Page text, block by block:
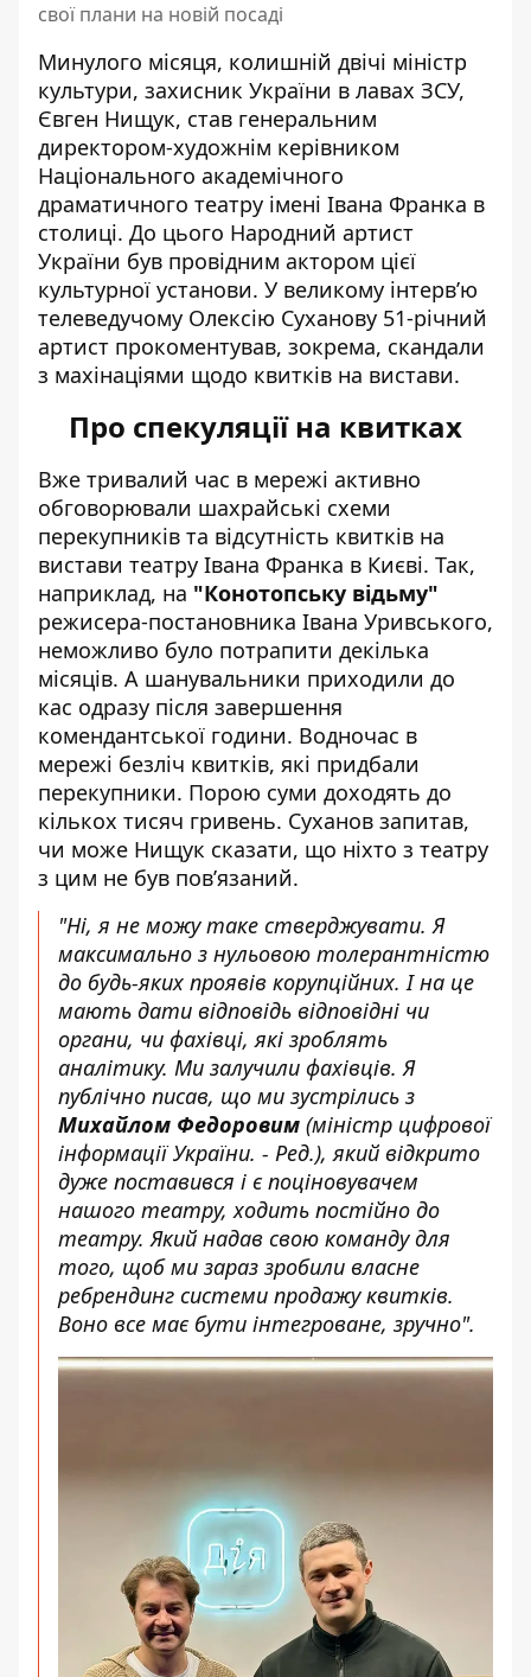
свої плани на новій посаді
Минулого місяця, колишній двічі міністр
культури, захисник України в лавах ЗСУ,
Євген Нищук, став генеральним
директором-художнім керівником
Національного академічного
драматичного театру імені Івана Франка в
столиці. До цього Народний артист
України був провідним актором цієї
культурної установи. У великому інтерв’ю
телеведучому Олексію Суханову 51-річний
артист прокоментував, зокрема, скандали
з махінаціями щодо квитків на вистави.
Про спекуляції на квитках
Вже тривалий час в мережі активно
обговорювали шахрайські схеми
перекупників та відсутність квитків на
вистави театру Івана Франка в Києві. Так,
наприклад, на "Конотопську відьму"
режисера-постановника Івана Уривського,
неможливо було потрапити декілька
місяців. А шанувальники приходили до
кас одразу після завершення
комендантської години. Водночас в
мережі безліч квитків, які придбали
перекупники. Порою суми доходять до
кількох тисяч гривень. Суханов запитав,
чи може Нищук сказати, що ніхто з театру
з цим не був пов’язаний.
"Ні, я не можу таке стверджувати. Я
максимально з нульовою толерантністю
до будь-яких проявів корупційних. І на це
мають дати відповідь відповідні чи
органи, чи фахівці, які зроблять
аналітику. Ми залучили фахівців. Я
публічно писав, що ми зустрілись з
Михайлом Федоровим (міністр цифрової
інформації України. - Ред.), який відкрито
дуже поставився і є поціновувачем
нашого театру, ходить постійно до
театру. Який надав свою команду для
того, щоб ми зараз зробили власне
ребрендинг системи продажу квитків.
Воно все має бути інтегроване, зручно".